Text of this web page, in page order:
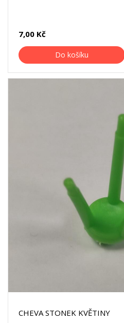
7,00 Kč
Do košíku
CHEVA STONEK KVĚTINY